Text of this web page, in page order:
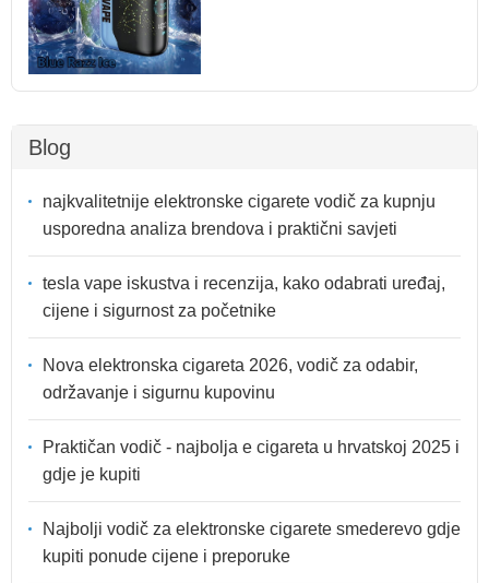
Blog
najkvalitetnije elektronske cigarete vodič za kupnju
usporedna analiza brendova i praktični savjeti
tesla vape iskustva i recenzija, kako odabrati uređaj,
cijene i sigurnost za početnike
Nova elektronska cigareta 2026, vodič za odabir,
održavanje i sigurnu kupovinu
Praktičan vodič - najbolja e cigareta u hrvatskoj 2025 i
gdje je kupiti
Najbolji vodič za elektronske cigarete smederevo gdje
kupiti ponude cijene i preporuke